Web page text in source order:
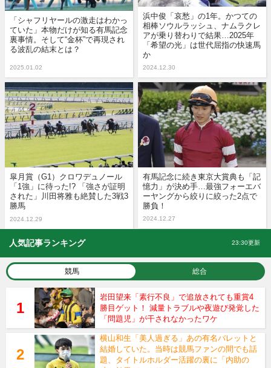
「シャフリヤールの激走はわかっ
ていた」本物だけが知る有馬記念
裏事情。そして“金杯”で再現され
る波乱の結末とは？
2025.01.02
浜中俊「哀愁」の1年。かつての
相棒ソウルラッシュ、ナムラクレ
アが乗り替わりで結果…2025年
「希望の光」は世代屈指の快速馬
か
2024.12.30
皐月賞（G1）クロワデュノール
「1強」に待った!? 「強さが証明
された」川田将雅も絶賛した3戦3
勝馬
2024.12.29
有馬記念に続き東京大賞典も「記
憶力」が決め手…最強フォーエバ
ーヤングから絞りに絞った2点で
勝負！
2024.12.27
人気記事ランキング 23:30更新
競馬 総合
岩田望来「素行不良」で追放されても重賞4
勝目ゲット！ 減量トラブルや夜遊び発覚した
「問題児」が干されなかったワケ
横山和生「美人過ぎる」あの有名バレットと
結婚していた。当時は競馬ファンの間でも話
題、タイトルホルダー活躍の裏に「内助の